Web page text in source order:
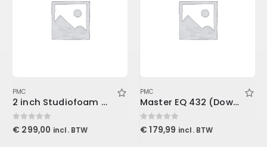
PMC
2 inch Studiofoam Wave 60x60x5cm, Purple
0out of 5
€ 299,00 incl. BTW
PMC
Master EQ 432 (Download)
0out of 5
€ 179,99 incl. BTW